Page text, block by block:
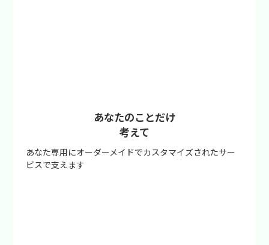
あなたのことだけ
考えて
あなた専用にオーダーメイドでカスタマイズされたサー
ビスで支えます